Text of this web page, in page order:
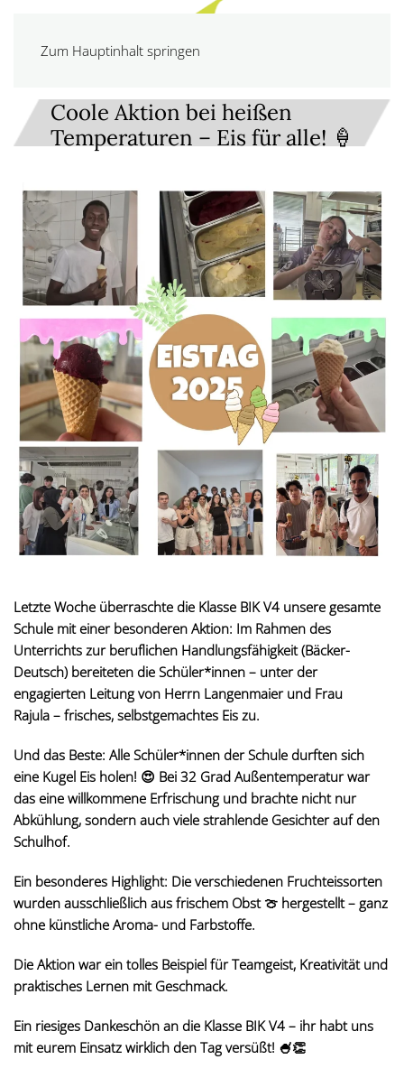
Zum Hauptinhalt springen
Coole Aktion bei heißen
Temperaturen – Eis für alle! 🍦
Letzte Woche überraschte die Klasse BIK V4 unsere gesamte
Schule mit einer besonderen Aktion: Im Rahmen des
Unterrichts zur beruflichen Handlungsfähigkeit (Bäcker-
Deutsch) bereiteten die Schüler*innen – unter der
engagierten Leitung von Herrn Langenmaier und Frau
Rajula – frisches, selbstgemachtes Eis zu.
Und das Beste: Alle Schüler*innen der Schule durften sich
eine Kugel Eis holen! 😍 Bei 32 Grad Außentemperatur war
das eine willkommene Erfrischung und brachte nicht nur
Abkühlung, sondern auch viele strahlende Gesichter auf den
Schulhof.
Ein besonderes Highlight: Die verschiedenen Fruchteissorten
wurden ausschließlich aus frischem Obst 🍈 hergestellt – ganz
ohne künstliche Aroma- und Farbstoffe.
Die Aktion war ein tolles Beispiel für Teamgeist, Kreativität und
praktisches Lernen mit Geschmack.
Ein riesiges Dankeschön an die Klasse BIK V4 – ihr habt uns
mit eurem Einsatz wirklich den Tag versüßt! 🍧👏